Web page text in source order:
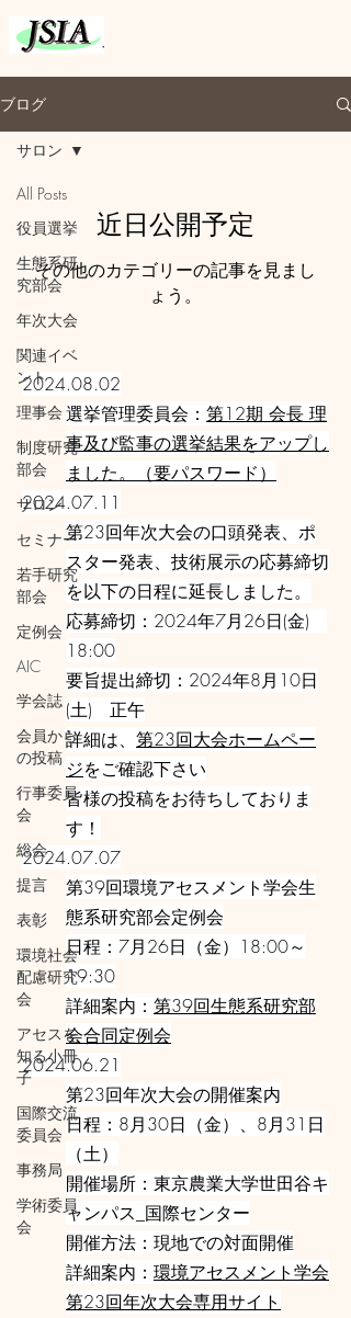
ブログ
All Posts
役員選挙
生態系研
究部会
年次大会
関連イベ
ント
理事会
制度研究
部会
サロン
セミナー
若手研究
部会
定例会
AIC
学会誌
会員から
の投稿
行事委員
会
総会
提言
表彰
環境社会
配慮研究
会
アセスを
知る小冊
子
国際交流
委員会
事務局
学術委員
会
サロン
近日公開予定
その他のカテゴリーの記事を見まし
ょう。
2024.08.02
選挙管理委員会： 第12期 会長 理
事及び監事の選挙結果をアップし
ました。（要パスワード）
2024.07.11
第23回年次大会の口頭発表、ポ
スター発表、技術展示の応募締切
を以下の日程に延長しました。
応募締切：2024年7月26日(金)
18:00
要旨提出締切：2024年8月10日
(土) 正午
詳細は、 第23回大会ホームペー
ジをご確認下さい
皆様の投稿をお待ちしておりま
す！
2024.07.07
第39回環境アセスメント学会生
態系研究部会定例会
日程：7月26日（金）18:00～
19:30
詳細案内： 第39回生態系研究部
会合同定例会
2024.06.21
第23回年次大会の開催案内
日程：8月30日（金）、8月31日
（土）
開催場所：東京農業大学世田谷キ
ャンパス_国際センター
開催方法：現地での対面開催
詳細案内： 環境アセスメント学会
第23回年次大会専用サイト